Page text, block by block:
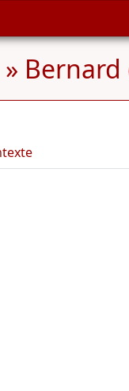
» Bernard